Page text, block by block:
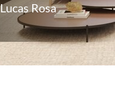
Rosa